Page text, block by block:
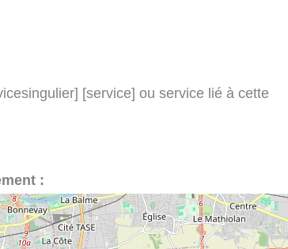
[service] ou service lié à cette
: